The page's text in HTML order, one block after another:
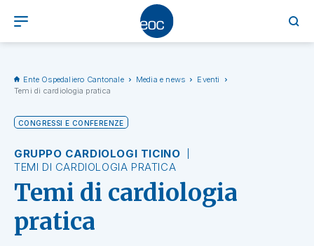
Ente Ospedaliero Cantonale Media e news
Eventi
Temi di cardiologia pratica
CONGRESSI E CONFERENZE
GRUPPO CARDIOLOGI TICINO
TEMI DI CARDIOLOGIA PRATICA
Temi di cardiologia
pratica